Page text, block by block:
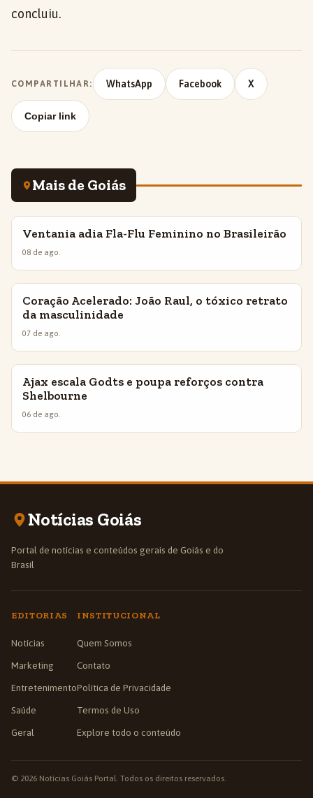
concluiu.
COMPARTILHAR: WhatsApp Facebook X
Copiar link
Mais de Goiás
INSIGHTS
Ventania adia Fla-Flu Feminino no Brasileirão
08 de ago.
INSIGHTS
Coração Acelerado: João Raul, o tóxico retrato
da masculinidade
07 de ago.
INSIGHTS
Ajax escala Godts e poupa reforços contra
Shelbourne
06 de ago.
Notícias Goiás
Portal de notícias e conteúdos gerais de Goiás e do
Brasil
EDITORIAS
Notícias
Marketing
Entretenimento
Saúde
Geral
INSTITUCIONAL
Quem Somos
Contato
Política de Privacidade
Termos de Uso
Explore todo o conteúdo
© 2026 Notícias Goiás Portal. Todos os direitos reservados.